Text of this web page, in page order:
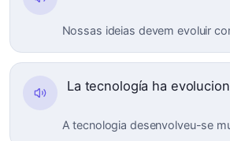
Nossas ideias devem evoluir
La tecnología ha
A tecnologia desenvolveu-se